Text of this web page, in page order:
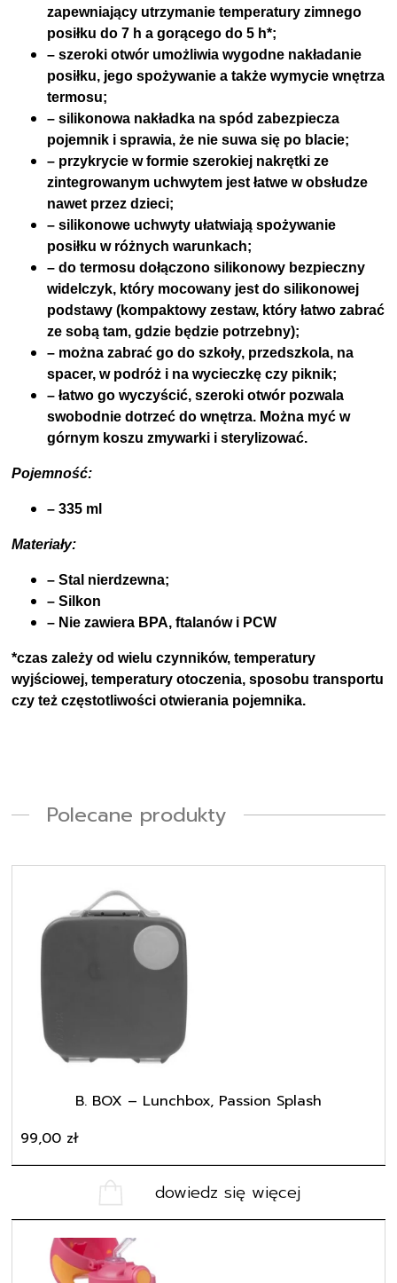
zapewniający utrzymanie temperatury zimnego
posiłku do 7 h a gorącego do 5 h*;
– szeroki otwór umożliwia wygodne nakładanie
posiłku, jego spożywanie a także wymycie wnętrza
termosu;
– silikonowa nakładka na spód zabezpiecza
pojemnik i sprawia, że nie suwa się po blacie;
– przykrycie w formie szerokiej nakrętki ze
zintegrowanym uchwytem jest łatwe w obsłudze
nawet przez dzieci;
– silikonowe uchwyty ułatwiają spożywanie
posiłku w różnych warunkach;
– do termosu dołączono silikonowy bezpieczny
widelczyk, który mocowany jest do silikonowej
podstawy (kompaktowy zestaw, który łatwo zabrać
ze sobą tam, gdzie będzie potrzebny);
– można zabrać go do szkoły, przedszkola, na
spacer, w podróż i na wycieczkę czy piknik;
– łatwo go wyczyścić, szeroki otwór pozwala
swobodnie dotrzeć do wnętrza. Można myć w
górnym koszu zmywarki i sterylizować.
Pojemność:
– 335 ml
Materiały:
– Stal nierdzewna;
– Silkon
– Nie zawiera BPA, ftalanów i PCW
*czas zależy od wielu czynników, temperatury
wyjściowej, temperatury otoczenia, sposobu transportu
czy też częstotliwości otwierania pojemnika.
Polecane produkty
B. BOX – Lunchbox, Passion Splash
99,00 zł
dowiedz się więcej
produkt